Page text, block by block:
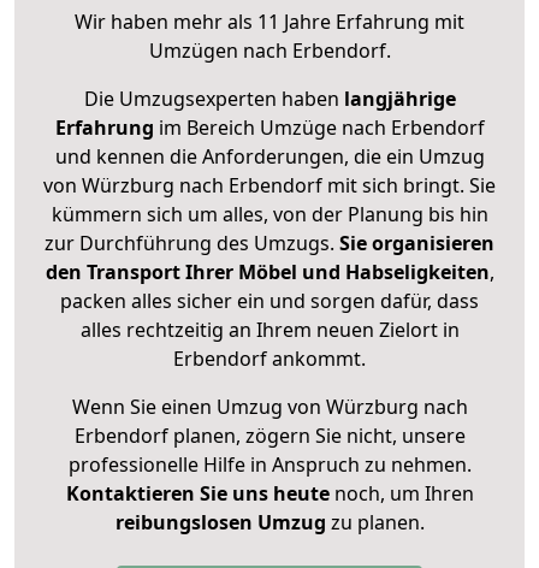
Wir haben mehr als 11 Jahre Erfahrung mit
Umzügen nach Erbendorf.
Die Umzugsexperten haben langjährige
Erfahrung im Bereich Umzüge nach Erbendorf
und kennen die Anforderungen, die ein Umzug
von Würzburg nach Erbendorf mit sich bringt. Sie
kümmern sich um alles, von der Planung bis hin
zur Durchführung des Umzugs. Sie organisieren
den Transport Ihrer Möbel und Habseligkeiten,
packen alles sicher ein und sorgen dafür, dass
alles rechtzeitig an Ihrem neuen Zielort in
Erbendorf ankommt.
Wenn Sie einen Umzug von Würzburg nach
Erbendorf planen, zögern Sie nicht, unsere
professionelle Hilfe in Anspruch zu nehmen.
Kontaktieren Sie uns heutenoch, um Ihren
reibungslosen Umzug zu planen.